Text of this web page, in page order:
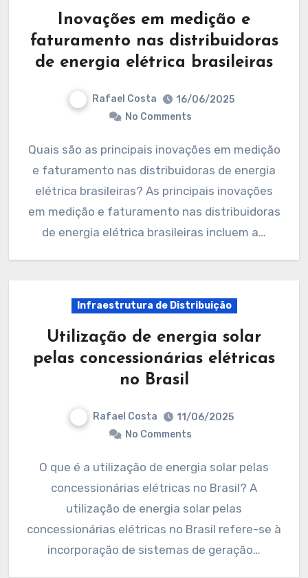
Inovações em medição e
faturamento nas distribuidoras
de energia elétrica brasileiras
Rafael Costa
16/06/2025
No Comments
Quais são as principais inovações em medição
e faturamento nas distribuidoras de energia
elétrica brasileiras? As principais inovações
em medição e faturamento nas distribuidoras
de energia elétrica brasileiras incluem a…
Infraestrutura de Distribuição
Utilização de energia solar
pelas concessionárias elétricas
no Brasil
Rafael Costa
11/06/2025
No Comments
O que é a utilização de energia solar pelas
concessionárias elétricas no Brasil? A
utilização de energia solar pelas
concessionárias elétricas no Brasil refere-se à
incorporação de sistemas de geração…